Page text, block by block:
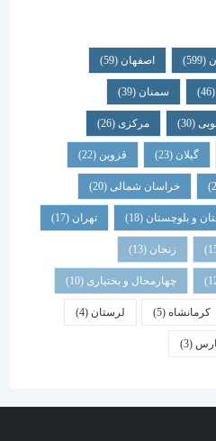
اصفهان (59)
سمنان (39)
مرکزی (26)
قزوین
خراسان شمالی(20)
(18) تهران
زنجان
چهارمحال و بختیاری (10)
(5) لرستان (4)